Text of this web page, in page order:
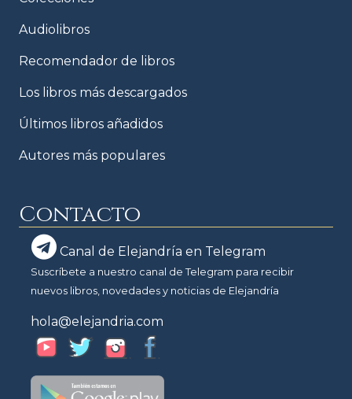
Audiolibros
Recomendador de libros
Los libros más descargados
Últimos libros añadidos
Autores más populares
Contacto
Canal de Elejandría en Telegram
Suscríbete a nuestro canal de Telegram para recibir
nuevos libros, novedades y noticias de Elejandría
hola@elejandria.com